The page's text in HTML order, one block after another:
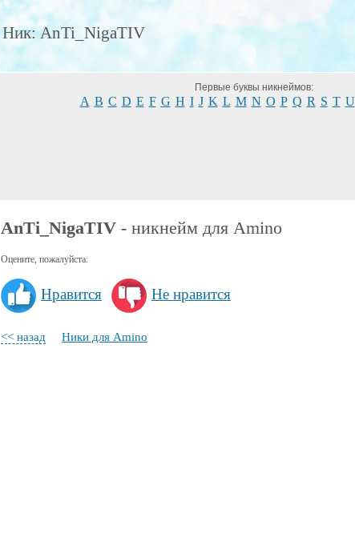
Ник: AnTi_NigaTIV
Первые буквы никнеймов:
A B C D E F G H I J K L M N O P Q R S T U
AnTi_NigaTIV - никнейм для Amino
Оцените, пожалуйста:
Нравится Не нравится
<< назад Ники для Amino